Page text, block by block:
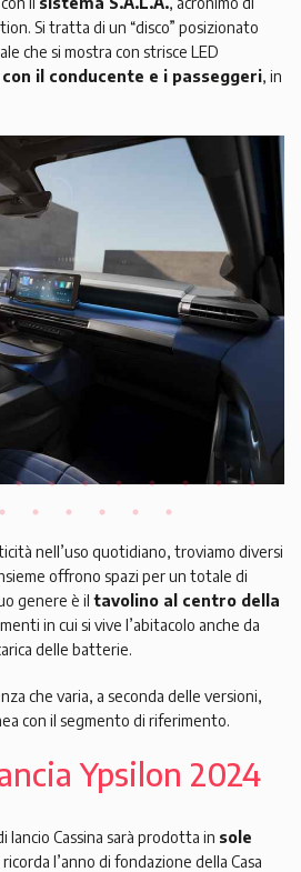
Si tratta di un “disco” posizionato
che si mostra con strisce LED
il conducente e i passeggeri, in
nell’uso quotidiano, troviamo diversi
offrono spazi per un totale di
genere è il tavolino al centro della
in cui si vive l’abitacolo anche da
delle batterie.
che varia, a seconda delle versioni,
con il segmento di riferimento.
Ypsilon 2024
lancio Cassina sarà prodotta in sole
l’anno di fondazione della Casa